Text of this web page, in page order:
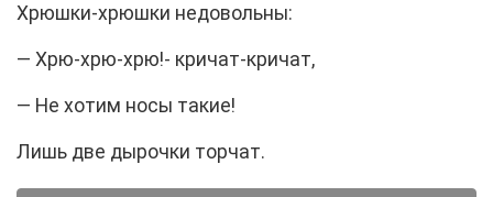
Хрюшки-хрюшки недовольны:
— Хрю-хрю-хрю!- кричат-кричат,
— Не хотим носы такие!
Лишь две дырочки торчат.